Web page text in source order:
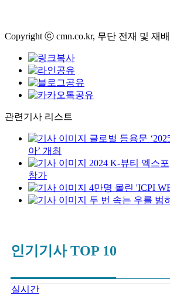
Copyright ⓒ cmn.co.kr, 무단 전재 및 재배
관련기사 리스트
글로벌 등용문
아’ 개최
2024 K-뷰티 엑스
참가
4만명 몰린 'ICPI
두 번 속는 우를 범
인기기사 TOP 10
실시간